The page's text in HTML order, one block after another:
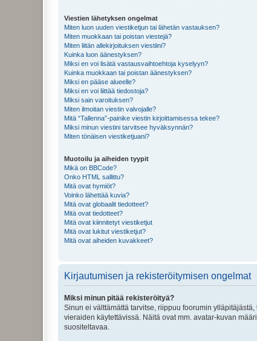
Viestien lähetyksen ongelmat
Miten luon uuden viestiketjun tai lähetän vastauksen?
Miten muokkaan tai poistan viestejä?
Miten liitän allekirjoituksen viestiini?
Kuinka luon äänestyksen?
Miksi en voi lisätä vastausvaihtoehtoja kyselyyn?
Kuinka muokkaan tai poistan äänestyksen?
Miksi en pääse alueelle?
Miksi en voi liittää tiedostoja?
Miksi sain varoituksen?
Miten ilmoitan viestin valvojalle?
Mitä “Tallenna”-painike viestin kirjoittamisessa tekee?
Miksi minun viestini tarvitsee hyväksynnän?
Miten tönäisen viestiketjuani?
Muotoilu ja aiheiden tyypit
Mikä on BBCode?
Onko HTML sallittu?
Mitä ovat hymiöt?
Voinko lähettää kuvia?
Mitä ovat globaalit tiedotteet?
Mitä ovat tiedotteet?
Mitä ovat kiinnitetyt viestiketjut
Mitä ovat lukitut viestiketjut?
Mitä ovat aiheiden kuvakkeet?
Kirjautumisen ja rekisteröitymisen ongelmat
Miksi minun pitää rekisteröityä?
Sinun ei välttämättä tarvitse, riippuu foorumin
vieraiden käytettävissä. Näitä ovat mm. avatar-kuvan
suositeltavaa.